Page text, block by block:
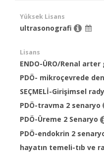
Yüksek Lisans
ultrasonografi
Lisans
ENDO-ÜRO/Renal
PDÖ- mikroçevrede
SEÇMELİ-Girişimsel
PDÖ-travma 2 senaryo
PDÖ-Üreme 2 Senaryo
PDÖ-endokrin 2
hayatın temeli-tıb ve